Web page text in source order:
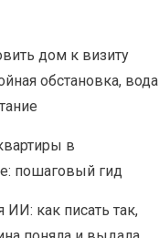
дом к визиту
обстановка, вода
в
пошаговый гид
как писать так,